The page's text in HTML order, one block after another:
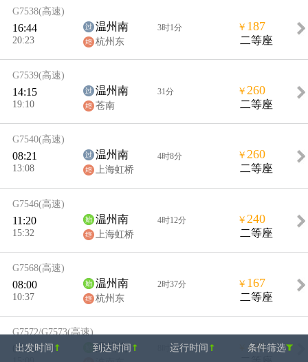
出发时间 到达时间 运行时间 条件筛选
G7538(高速)
16:44
20:23
温州南
杭州东
3时1分 ￥ 187
二等座
G7539(高速)
14:15
19:10
温州南
苍南
31分 ￥ 260
二等座
G7540(高速)
08:21
13:08
温州南
上海虹桥
4时8分 ￥ 260
二等座
G7546(高速)
11:20
15:32
温州南
上海虹桥
4时12分 ￥ 240
二等座
G7568(高速)
08:00
10:37
温州南
杭州东
2时37分 ￥ 167
二等座
G7572/G7573(高速)
06:49 温州南 8时20分 485